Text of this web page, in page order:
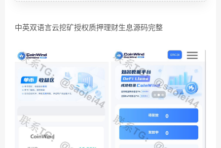
中英双语言云挖矿授权质押理财生息源码完整